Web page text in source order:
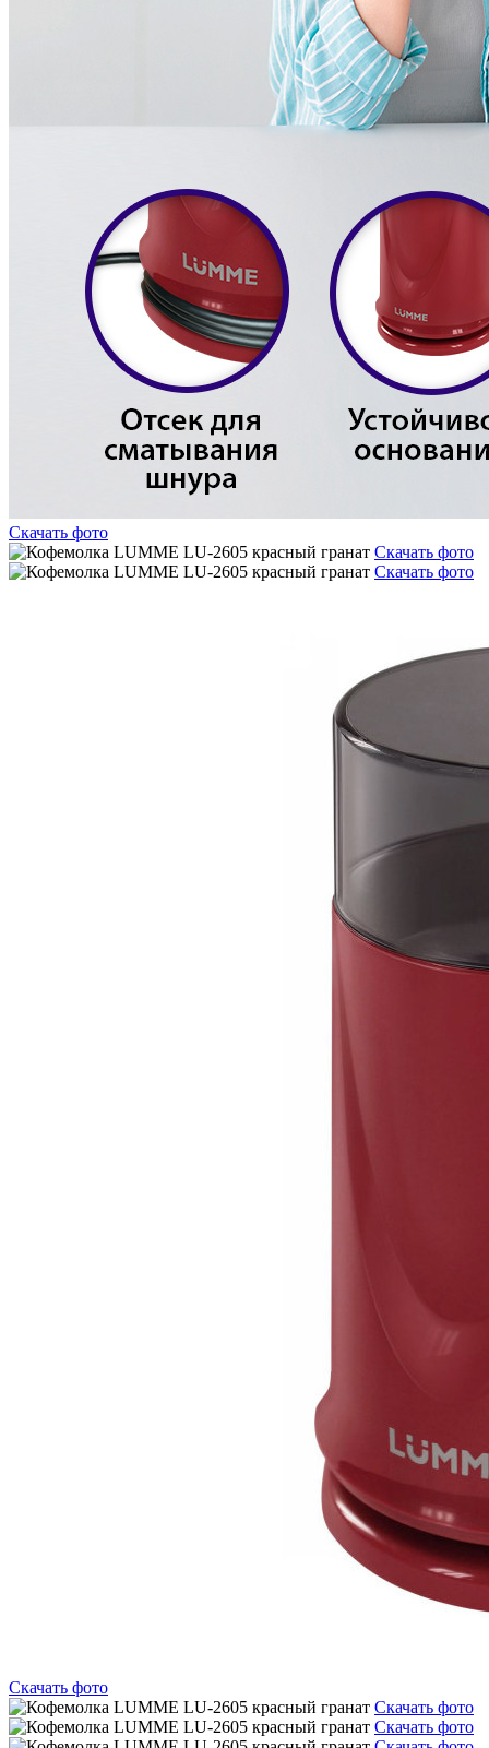
Скачать фото
Скачать фото
Скачать фото
Скачать фото
Скачать фото
Скачать фото